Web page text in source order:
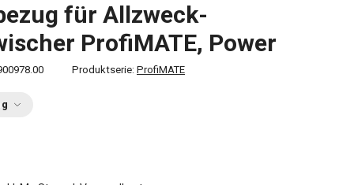
für Allzweck-
ProfiMATE, Power
Produktserie: ProfiMATE